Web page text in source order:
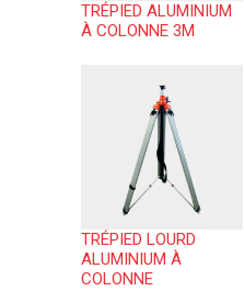
TRÉPIED ALUMINIUM
À COLONNE 3M
TRÉPIED LOURD
ALUMINIUM À
COLONNE